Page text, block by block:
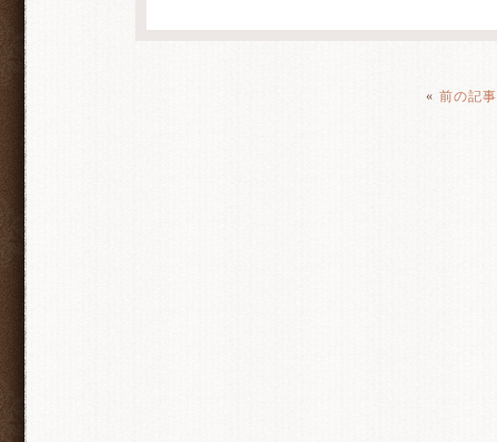
« 前の記